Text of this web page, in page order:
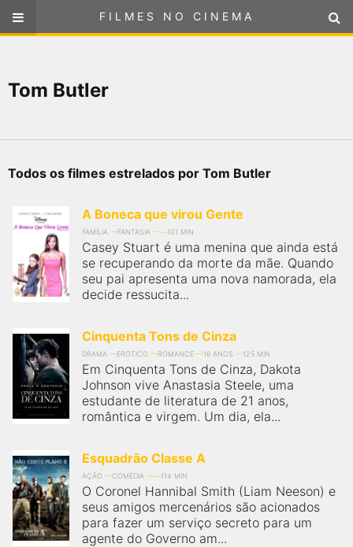
FILMES NO CINEMA
ou
Tom Butler
Todos os filmes estrelados por Tom Butler
A Boneca que virou Gente
FAMÍLIA FANTASIA 101 MIN
Casey Stuart é uma menina que ainda está
se recuperando da morte da mãe. Quando
seu pai apresenta uma nova namorada, ela
decide ressucita...
Cinquenta Tons de Cinza
DRAMA ERÓTICO ROMANCE 16 ANOS 125 MIN
Em Cinquenta Tons de Cinza, Dakota
Johnson vive Anastasia Steele, uma
estudante de literatura de 21 anos,
romântica e virgem. Um dia, ela...
Esquadrão Classe A
AÇÃO COMÉDIA 114 MIN
O Coronel Hannibal Smith (Liam Neeson) e
seus amigos mercenários são acionados
para fazer um serviço secreto para um
agente do Governo am...
FILMES NO CINEMA
NOTÍCIAS
PÁGINA INICIAL
encontrar os filmes no cinema mais próximos a você ou a
qualquer cidade em território brasileiro. Você pode também
acessar informações sobre cinemas, horários, assistir aos
trailers e muito mais.